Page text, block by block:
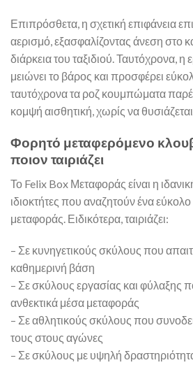
Επιπρόσθετα, η σχετική επιφάνεια
αερισμό, εξασφαλίζοντας άνεση στο
διάρκεια του ταξιδιού. Ταυτόχρονα,
μειώνει το βάρος και προσφέρει
ταυτόχρονα τα ροζ κουμπώματα
κομψή αισθητική, χωρίς να
Φορητό μεταφερόμενο
ποιον ταιριάζει
Το Felix Box Μεταφοράς είναι η
ιδιοκτήτες που αναζητούν ένα
μεταφοράς. Ειδικότερα, ταιριάζει:
– Σε κυνηγετικούς σκύλους που
καθημερινή βάση
– Σε σκύλους εργασίας και φύλαξης
ανθεκτικά μέσα μεταφοράς
– Σε αθλητικούς σκύλους που
τους στους αγώνες
– Σε σκύλους με υψηλή